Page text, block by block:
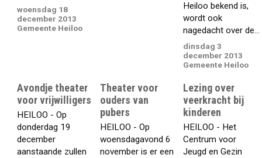
woensdag 18
december 2013
Gemeente Heiloo
Heiloo bekend is,
wordt ook
nagedacht over de...
dinsdag 3
december 2013
Gemeente Heiloo
Avondje theater
voor vrijwilligers
HEILOO - Op
donderdag 19
december
aanstaande zullen
Theater voor
ouders van
pubers
HEILOO - Op
woensdagavond 6
november is er een
Lezing over
veerkracht bij
kinderen
HEILOO - Het
Centrum voor
Jeugd en Gezin